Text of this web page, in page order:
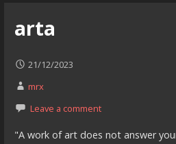
arta
21/12/2023
mrx
Leave a comment
"A work of art does not answer